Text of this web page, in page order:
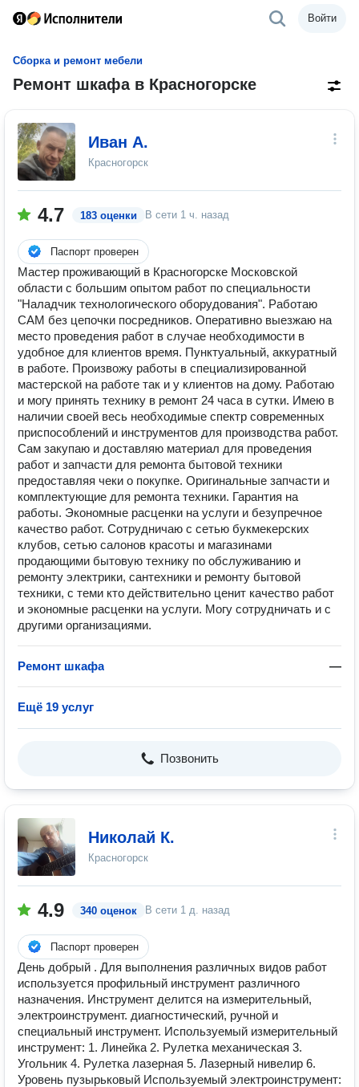
Войти
Сборка и ремонт мебели
Ремонт шкафа в Красногорске
Иван А.
Красногорск
4.7 183 оценки В сети 1 ч. назад
Паспорт проверен
Мастер проживающий в Красногорске Московской
области с большим опытом работ по специальности
"Наладчик технологического оборудования". Работаю
САМ без цепочки посредников. Оперативно выезжаю на
место проведения работ в случае необходимости в
удобное для клиентов время. Пунктуальный, аккуратный
в работе. Произвожу работы в специализированной
мастерской на работе так и у клиентов на дому. Работаю
и могу принять технику в ремонт 24 часа в сутки. Имею в
наличии своей весь необходимые спектр современных
приспособлений и инструментов для производства работ.
Сам закупаю и доставляю материал для проведения
работ и запчасти для ремонта бытовой техники
предоставляя чеки о покупке. Оригинальные запчасти и
комплектующие для ремонта техники. Гарантия на
работы. Экономные расценки на услуги и безупречное
качество работ. Сотрудничаю с сетью букмекерских
клубов, сетью салонов красоты и магазинами
продающими бытовую технику по обслуживанию и
ремонту электрики, сантехники и ремонту бытовой
техники, с теми кто действительно ценит качество работ
и экономные расценки на услуги. Могу сотрудничать и с
другими организациями.
Ремонт шкафа —
Ещё 19 услуг
Позвонить
Николай К.
Красногорск
4.9 340 оценок В сети 1 д. назад
Паспорт проверен
День добрый . Для выполнения различных видов работ
используется профильный инструмент различного
назначения. Инструмент делится на измерительный,
электроинструмент. диагностический, ручной и
специальный инструмент. Используемый измерительный
инструмент: 1. Линейка 2. Рулетка механическая 3.
Угольник 4. Рулетка лазерная 5. Лазерный нивелир 6.
Уровень пузырьковый Используемый электроинструмент: